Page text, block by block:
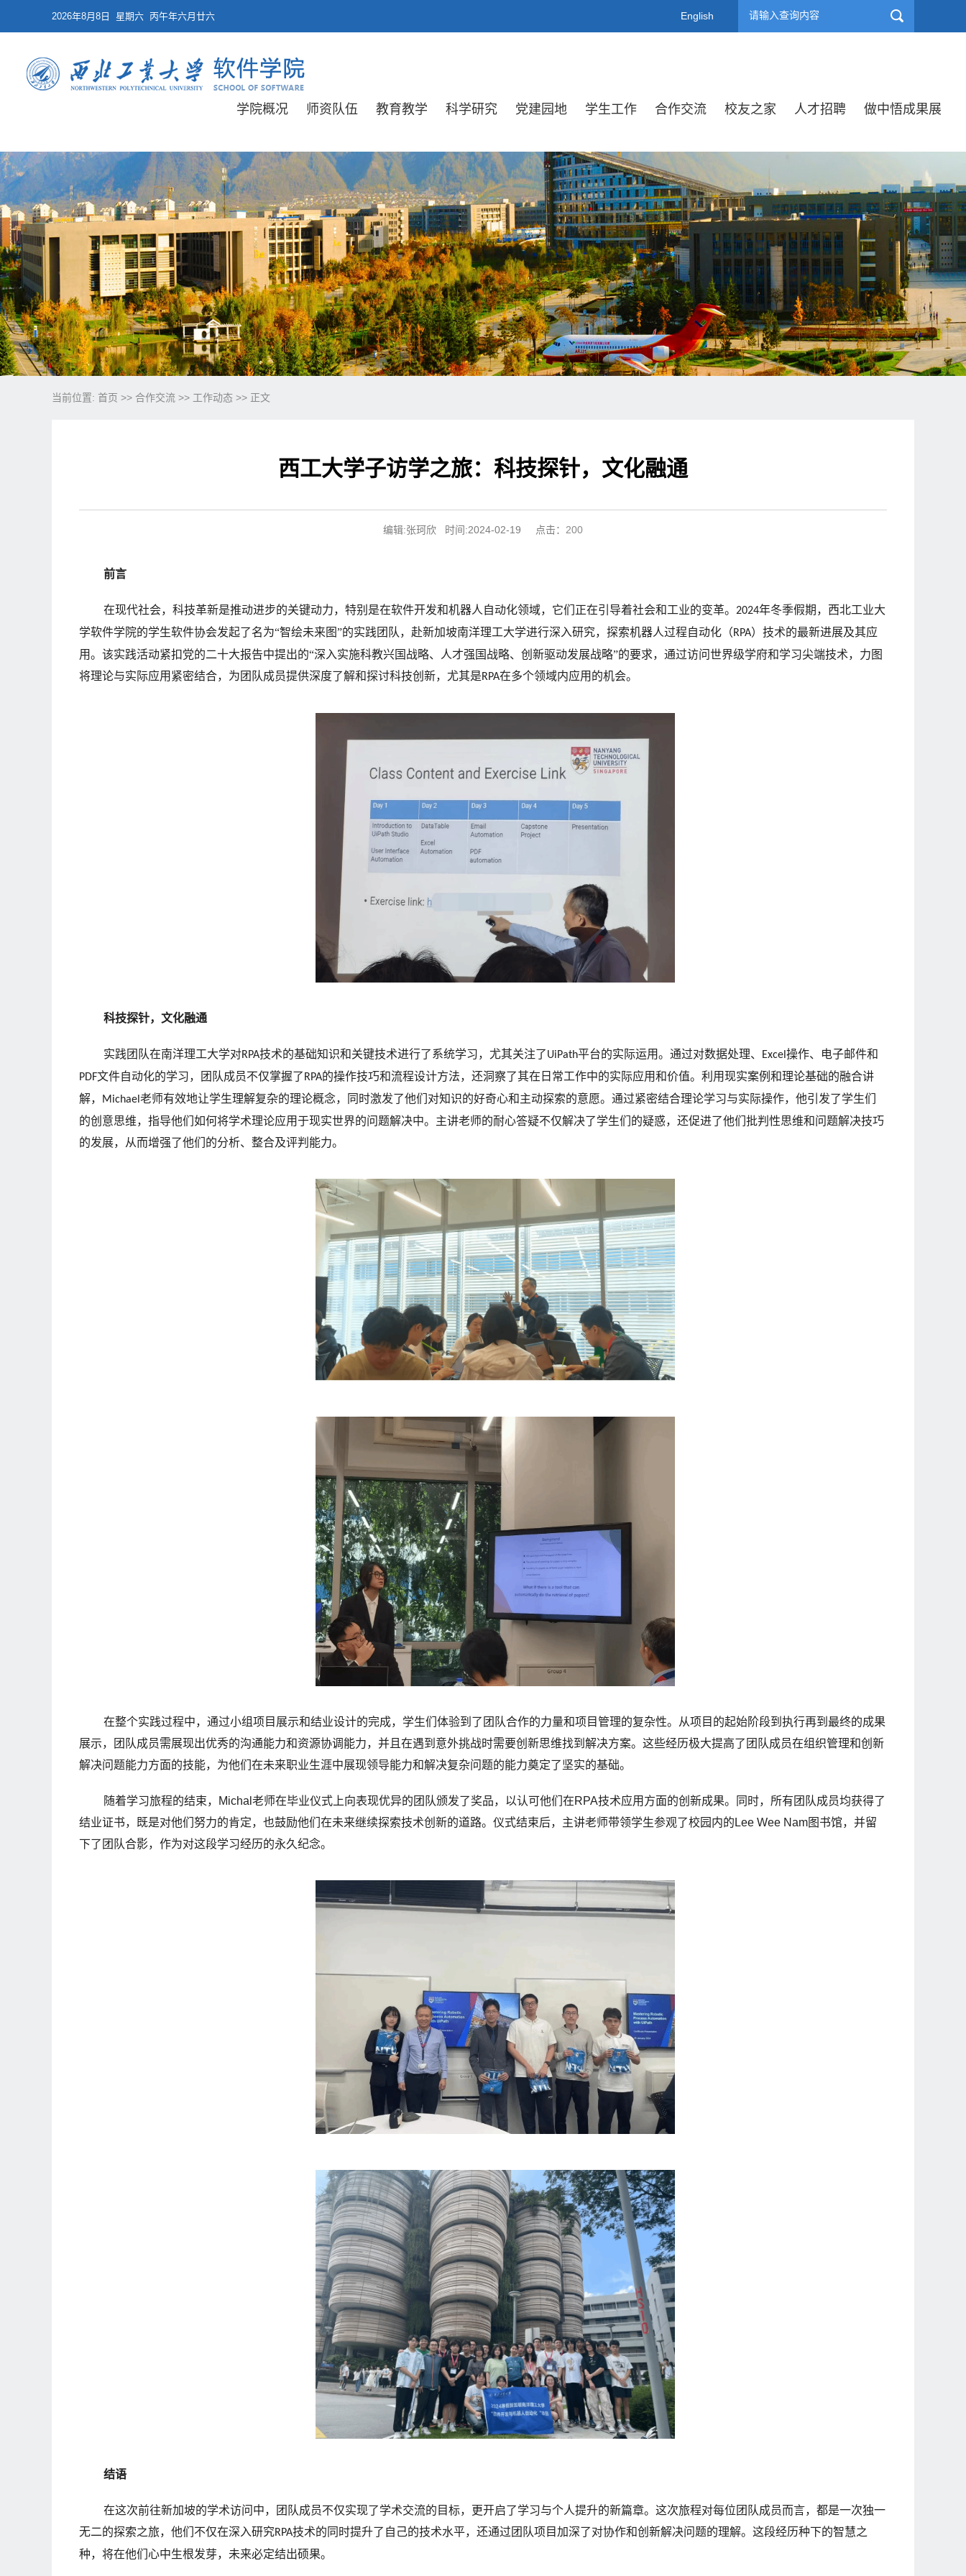
English
2026年8月8日 星期六 丙午年六月廿六
学院概况 师资队伍 教育教学 科学研究 党建园地 学生工作 合作交流 校友之家 人才招聘 做中悟成果展
当前位置: 首页 >> 合作交流 >> 工作动态 >> 正文
西工大学子访学之旅：科技探针，文化融通
编辑:张珂欣 时间:2024-02-19 点击： 200
前言
在现代社会，科技革新是推动进步的关键动力，特别是在软件开发和机器人自动化领域，它们正在引导着社会和工业的变革。 2024年冬季假期，西北工业大
学软件学院的学生软件协会发起了名为“智绘未来图”的实践团队，赴新加坡南洋理工大学进行深入研究，探索机器人过程自动化（RPA）技术的最新进展及其应
用。该实践活动紧扣党的二十大报告中提出的“深入实施科教兴国战略、人才强国战略、创新驱动发展战略”的要求，通过访问世界级学府和学习尖端技术，力图
将理论与实际应用紧密结合，为团队成员提供深度了解和探讨科技创新，尤其是RPA在多个领域内应用的机会。
科技探针，文化融通
实践团队在南洋理工大学对RPA技术的基础知识和关键技术进行了系统学习，尤其关注了UiPath平台的实际运用。通过对数据处理、 Excel 操作、电子邮件和
PDF文件自动化的学习，团队成员不仅掌握了 RPA的操作技巧和流程设计方法，还洞察了其在日常工作中的实际应用和价值。利用现实案例和理论基础的融合讲
解，
Michael 老师有效地让学生理解复杂的理论概念，同时激发了他们对知识的好奇心和主动探索的意愿。通过紧密结合理论学习与实际操作，他引发了学生们
的创意思维，指导他们如何将学术理论应用于现实世界的问题解决中。主讲老师的耐心答疑不仅解决了学生们的疑惑，还促进了他们批判性思维和问题解决技巧
的发展，从而增强了他们的分析、整合及评判能力。
在整个实践过程中，通过小组项目展示和结业设计的完成，学生们体验到了团队合作的力量和项目管理的复杂性。从项目的起始阶段到执行再到最终的成果
展示，团队成员需展现出优秀的沟通能力和资源协调能力，并且在遇到意外挑战时需要创新思维找到解决方案。这些经历极大提高了团队成员在组织管理和创新
解决问题能力方面的技能，为他们在未来职业生涯中展现领导能力和解决复杂问题的能力奠定了坚实的基础。
随着学习旅程的结束，Michal老师在毕业仪式上向表现优异的团队颁发了奖品，以认可他们在RPA技术应用方面的创新成果。同时，所有团队成员均获得了
结业证书，既是对他们努力的肯定，也鼓励他们在未来继续探索技术创新的道路。仪式结束后，主讲老师带领学生参观了校园内的Lee Wee Nam图书馆，并留
下了团队合影，作为对这段学习经历的永久纪念。
结语
在这次前往新加坡的学术访问中，团队成员不仅实现了学术交流的目标，更开启了学习与个人提升的新篇章。这次旅程对每位团队成员而言，都是一次独一
无二的探索之旅，他们不仅在深入研究RPA技术的同时提升了自己的技术水平，还通过团队项目加深了对协作和创新解决问题的理解。这段经历种下的智慧之
种，将在他们心中生根发芽，未来必定结出硕果。